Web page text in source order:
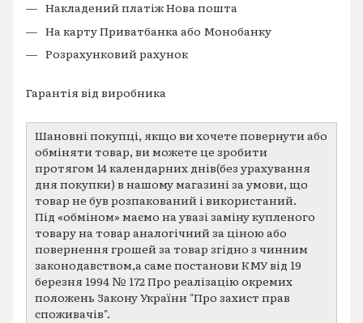
Накладений платіж Нова пошта
На карту Приватбанка або Монобанку
Розрахунковий рахунок
Гарантія від виробника
Шановні покупці, якщо ви хочете повернути або
обміняти товар, ви можете це зробити
протягом 14 календарних днів(без урахування
дня покупки) в нашому магазині за умови, що
товар не був розпакований і використаний.
Під «обміном» маємо на увазі заміну купленого
товару на товар аналогічний за ціною або
повернення грошей за товар згідно з чинним
законодавством,а саме постанови КМУ від 19
березня 1994 № 172 Про реалізацію окремих
положень Закону України "Про захист прав
споживачів".